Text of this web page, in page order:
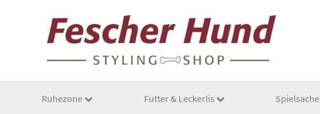
Ruhezone Futter & Leckerlis